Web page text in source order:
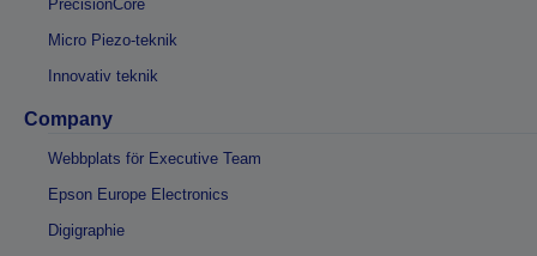
PrecisionCore
Micro Piezo-teknik
Innovativ teknik
Company
Webbplats för Executive Team
Epson Europe Electronics
Digigraphie